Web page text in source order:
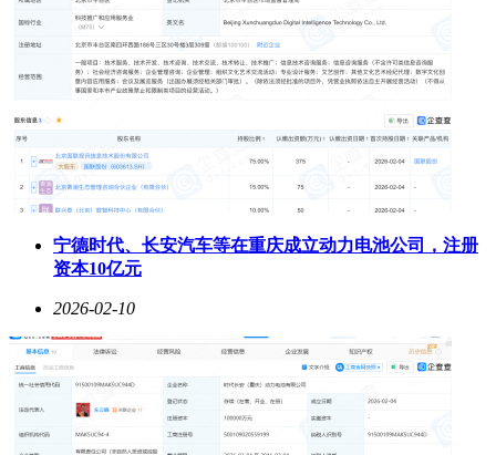
宁德时代、长安汽车等在重庆成立动力电池公司，注册
资本10亿元
2026-02-10